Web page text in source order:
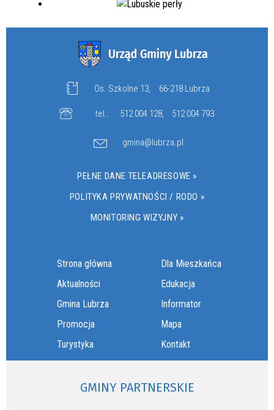
Os. Szkolne 13, 66-218 Lubrza
tel.: 512 004 128, 512 004 793
gmina@lubrza.pl
PEŁNE DANE TELEADRESOWE »
POLITYKA PRYWATNOŚCI / RODO »
MONITORING WIZYJNY »
Strona główna
Aktualności
Gmina Lubrza
Promocja
Turystyka
Dla Mieszkańca
Edukacja
Informator
Mapa
Kontakt
GMINY PARTNERSKIE